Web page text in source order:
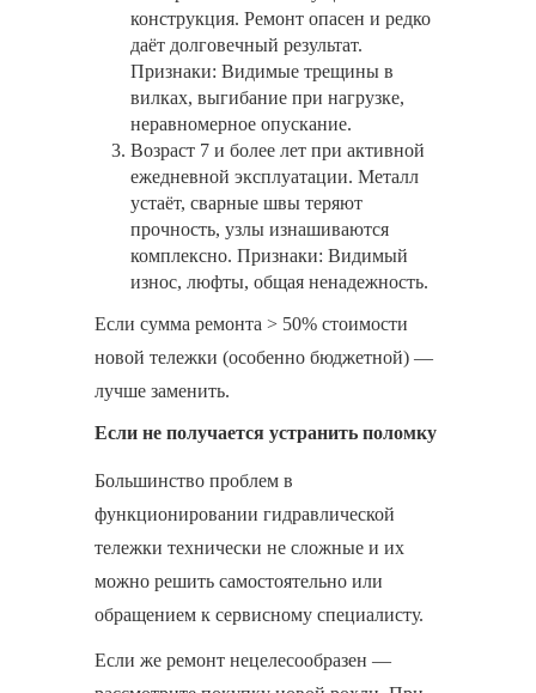
конструкция. Ремонт опасен и редко
даёт долговечный результат.
Признаки: Видимые трещины в
вилках, выгибание при нагрузке,
неравномерное опускание.
Возраст 7 и более лет при активной
ежедневной эксплуатации. Металл
устаёт, сварные швы теряют
прочность, узлы изнашиваются
комплексно. Признаки: Видимый
износ, люфты, общая ненадежность.
Если сумма ремонта > 50% стоимости
новой тележки (особенно бюджетной) —
лучше заменить.
Если не получается устранить поломку
Большинство проблем в
функционировании гидравлической
тележки технически не сложные и их
можно решить самостоятельно или
обращением к сервисному специалисту.
Если же ремонт нецелесообразен —